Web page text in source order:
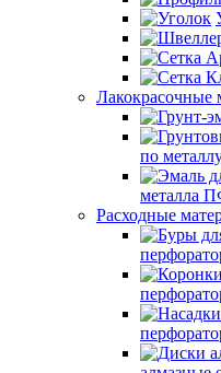
Лакокрасочные
по
металла
Расходные